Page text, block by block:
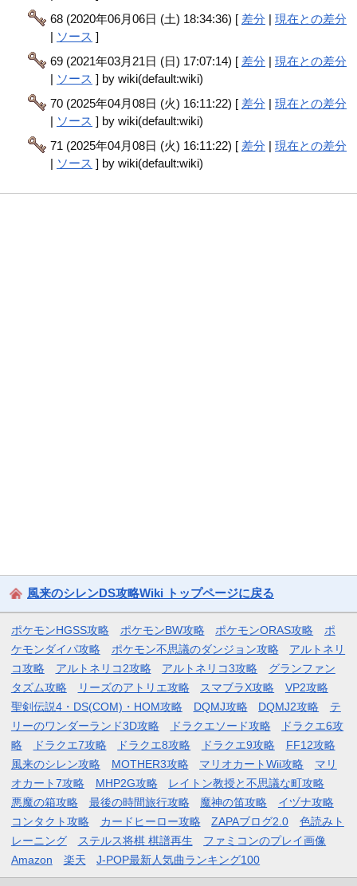
68 (2020年06月06日 (土) 18:34:36) [ 差分 |現在との差分
| ソース ]
69 (2021年03月21日 (日) 17:07:14) [ 差分 |現在との差分
| ソース ] by wiki(default:wiki)
70 (2025年04月08日 (火) 16:11:22) [ 差分 |現在との差分
| ソース ] by wiki(default:wiki)
71 (2025年04月08日 (火) 16:11:22) [ 差分 |現在との差分
| ソース ] by wiki(default:wiki)
風来のシレンDS攻略Wiki トップページに戻る
ポケモンHGSS攻略 ポケモンBW攻略 ポケモンORAS攻略
ポ
ケモンダイパ攻略
ポケモン不思議のダンジョン攻略
アルトネリ
コ攻略
アルトネリコ2攻略 アルトネリコ3攻略
グランファン
タズム攻略
リーズのアトリエ攻略 スマブラX攻略
VP2攻略
聖剣伝説4・DS(COM)・HOM攻略
DQMJ攻略 DQMJ2攻略
テ
リーのワンダーランド3D攻略
ドラクエソード攻略
ドラクエ6攻
略
ドラクエ7攻略 ドラクエ8攻略 ドラクエ9攻略
FF12攻略
風来のシレン攻略
MOTHER3攻略 マリオカートWii攻略
マリ
オカート7攻略
MHP2G攻略
レイトン教授と不思議な町攻略
悪魔の箱攻略
最後の時間旅行攻略 魔神の笛攻略
イヅナ攻略
コンタクト攻略
カードヒーロー攻略 ZAPAブログ2.0
色読みト
レーニング
ステルス将棋 棋譜再生
ファミコンのプレイ画像
Amazon
楽天 J-POP最新人気曲ランキング100